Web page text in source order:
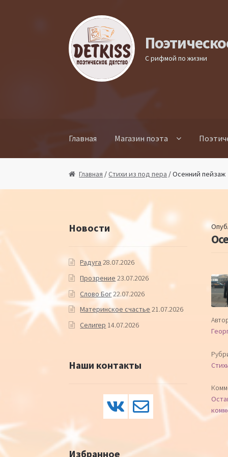
С рифмой по жизни
Главная Магазин поэта
Главная /Стихи из под пера / Осенний пейзаж
Новости
Радуга 28.07.2026
Прозрение 23.07.2026
Слово Бог22.07.2026
Материнское счастье 21.07.2026
Селигер 14.07.2026
Наши контакты
Избранное